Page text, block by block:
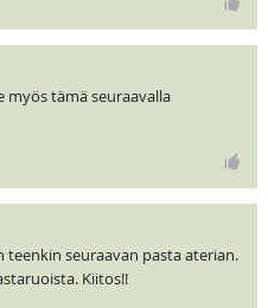
myös tämä seuraavalla
teenkin seuraavan pasta aterian.
Kiitos!!